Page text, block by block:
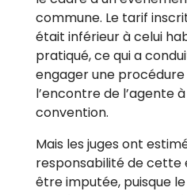
commune. Le tarif
était inférieur à celui
pratiqué, ce qui a
engager une
l’encontre de l’agente
convention.
Mais les juges ont
responsabilité de cette
être imputée, puisque